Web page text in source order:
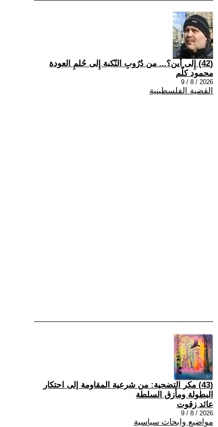
(42) إِلى أين؟... من دُرُوبِ النّكبة إِلى حُلمِ العودة
محمود كلّم
2026 / 8 / 9
القضية الفلسطينية
(43) مكر التضحية: من شرعية المقاومة إلى احتكار
البطولة ومأزق السلطة
عائد زقوت
2026 / 8 / 9
مواضيع وابحاث سياسية